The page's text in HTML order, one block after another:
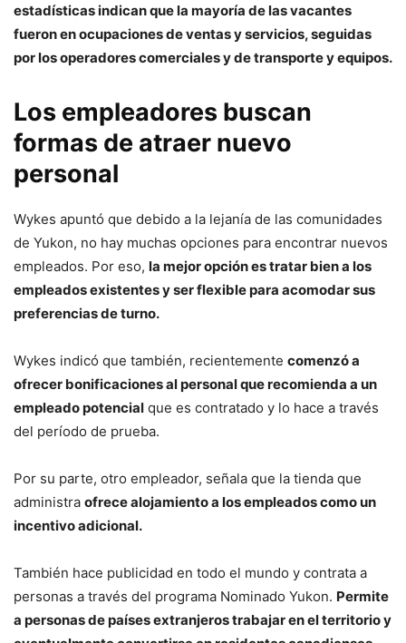
estadísticas indican que la mayoría de las vacantes
fueron en ocupaciones de ventas y servicios, seguidas
por los operadores comerciales y de transporte y equipos.
Los empleadores buscan
formas de atraer nuevo
personal
Wykes apuntó que debido a la lejanía de las comunidades
de Yukon, no hay muchas opciones para encontrar nuevos
empleados. Por eso, la mejor opción es tratar bien a los
empleados existentes y ser flexible para acomodar sus
preferencias de turno.
Wykes indicó que también, recientemente comenzó a
ofrecer bonificaciones al personal que recomienda a un
empleado potencial que es contratado y lo hace a través
del período de prueba.
Por su parte, otro empleador, señala que la tienda que
administra ofrece alojamiento a los empleados como un
incentivo adicional.
También hace publicidad en todo el mundo y contrata a
personas a través del programa Nominado Yukon. Permite
a personas de países extranjeros trabajar en el territorio y